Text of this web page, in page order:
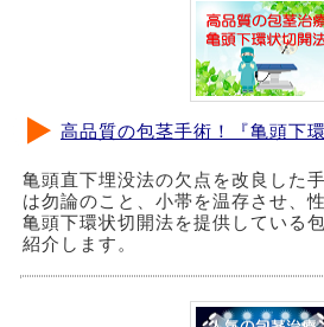
高品質の包茎手術！『亀頭下
亀頭直下埋没法の欠点を改良した
は勿論のこと、小帯を温存させ、
亀頭下環状切開法を提供している
紹介します。